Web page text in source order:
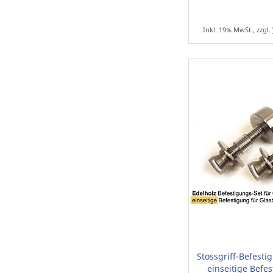
Inkl. 19% MwSt., zzgl.
Stossgriff-
einseitige